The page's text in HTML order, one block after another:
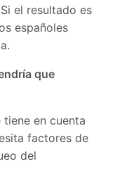
el resultado es
españoles
que
en cuenta
factores de
del